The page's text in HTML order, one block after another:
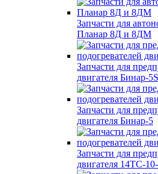
Запчасти для
Планар 8Д и 8ДМ
Запчасти для
двигателя Бинар-5S
Запчасти для
двигателя Бинар-5
Запчасти для
двигателя 14ТС-